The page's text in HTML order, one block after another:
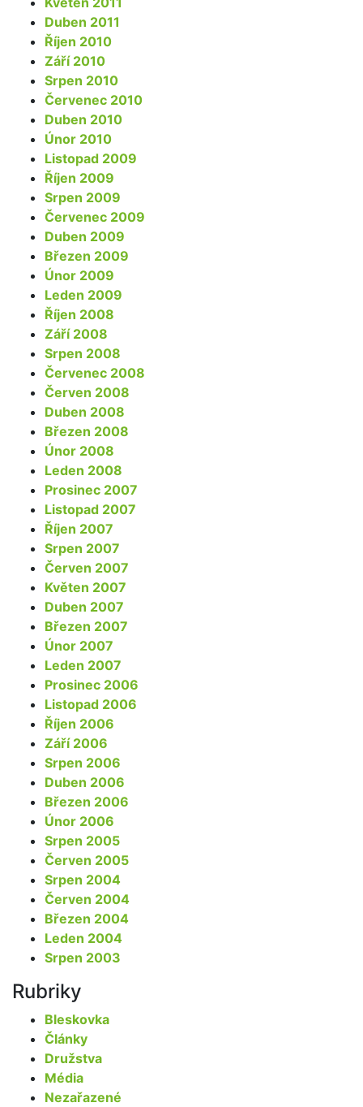
Duben 2011
Říjen 2010
Září 2010
Srpen 2010
Červenec 2010
Duben 2010
Únor 2010
Listopad 2009
Říjen 2009
Srpen 2009
Červenec 2009
Duben 2009
Březen 2009
Únor 2009
Leden 2009
Říjen 2008
Září 2008
Srpen 2008
Červenec 2008
Červen 2008
Duben 2008
Březen 2008
Únor 2008
Leden 2008
Prosinec 2007
Listopad 2007
Říjen 2007
Srpen 2007
Červen 2007
Květen 2007
Duben 2007
Březen 2007
Únor 2007
Leden 2007
Prosinec 2006
Listopad 2006
Říjen 2006
Září 2006
Srpen 2006
Duben 2006
Březen 2006
Únor 2006
Srpen 2005
Červen 2005
Srpen 2004
Červen 2004
Březen 2004
Leden 2004
Srpen 2003
Rubriky
Bleskovka
Články
Družstva
Média
Nezařazené